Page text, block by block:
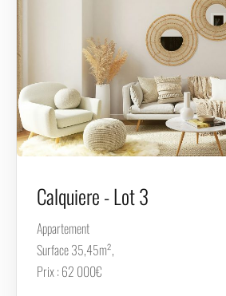
Calquiere - Lot 3
Appartement
Surface 35,45m²,
Prix : 62 000€